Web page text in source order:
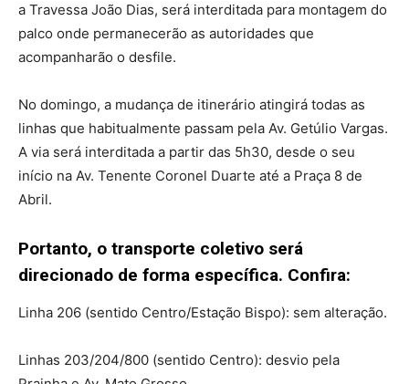
a Travessa João Dias, será interditada para montagem do
palco onde permanecerão as autoridades que
acompanharão o desfile.
No domingo, a mudança de itinerário atingirá todas as
linhas que habitualmente passam pela Av. Getúlio Vargas.
A via será interditada a partir das 5h30, desde o seu
início na Av. Tenente Coronel Duarte até a Praça 8 de
Abril.
Portanto, o transporte coletivo será
direcionado de forma específica. Confira:
Linha 206 (sentido Centro/Estação Bispo): sem alteração.
Linhas 203/204/800 (sentido Centro): desvio pela